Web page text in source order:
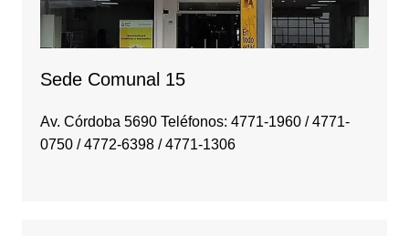
Sede Comunal 15
Av. Córdoba 5690 Teléfonos: 4771-1960 / 4771-
0750 / 4772-6398 / 4771-1306